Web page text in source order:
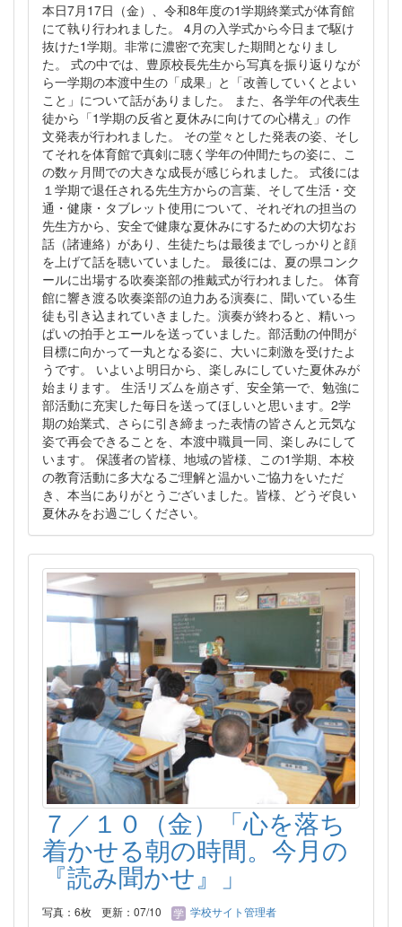
本日7月17日（金）、令和8年度の1学期終業式が体育館
にて執り行われました。 4月の入学式から今日まで駆け
抜けた1学期。非常に濃密で充実した期間となりまし
た。 式の中では、豊原校長先生から写真を振り返りなが
ら一学期の本渡中生の「成果」と「改善していくとよい
こと」について話がありました。 また、各学年の代表生
徒から「1学期の反省と夏休みに向けての心構え」の作
文発表が行われました。 その堂々とした発表の姿、そし
てそれを体育館で真剣に聴く学年の仲間たちの姿に、こ
の数ヶ月間での大きな成長が感じられました。 式後には
１学期で退任される先生方からの言葉、そして生活・交
通・健康・タブレット使用について、それぞれの担当の
先生方から、安全で健康な夏休みにするための大切なお
話（諸連絡）があり、生徒たちは最後までしっかりと顔
を上げて話を聴いていました。 最後には、夏の県コンク
ールに出場する吹奏楽部の推戴式が行われました。 体育
館に響き渡る吹奏楽部の迫力ある演奏に、聞いている生
徒も引き込まれていきました。演奏が終わると、精いっ
ぱいの拍手とエールを送っていました。部活動の仲間が
目標に向かって一丸となる姿に、大いに刺激を受けたよ
うです。 いよいよ明日から、楽しみにしていた夏休みが
始まります。 生活リズムを崩さず、安全第一で、勉強に
部活動に充実した毎日を送ってほしいと思います。2学
期の始業式、さらに引き締まった表情の皆さんと元気な
姿で再会できることを、本渡中職員一同、楽しみにして
います。 保護者の皆様、地域の皆様、この1学期、本校
の教育活動に多大なるご理解と温かいご協力をいただ
き、本当にありがとうございました。皆様、どうぞ良い
夏休みをお過ごしください。
７／１０（金）「心を落ち
着かせる朝の時間。今月の
『読み聞かせ』」
写真：6枚 更新：07/10 学校サイト管理者